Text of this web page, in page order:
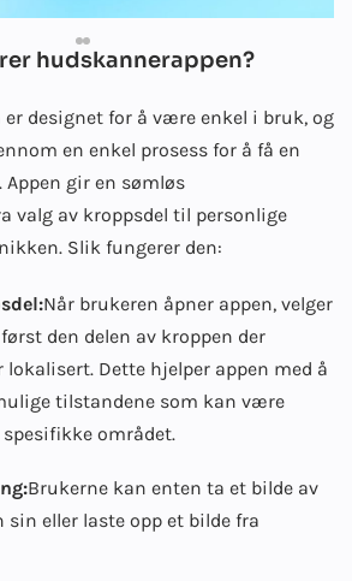
hudskannerappen?
designet for å være enkel i bruk, og
en enkel prosess for å få en
gir en sømløs
valg av kroppsdel til personlige
Slik fungerer den:
Når brukeren åpner appen, velger
den delen av kroppen der
lokalisert. Dette hjelper appen med å
tilstandene som kan være
området.
Brukerne kan enten ta et bilde av
eller laste opp et bilde fra